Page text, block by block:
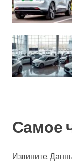
Самое
Извините.